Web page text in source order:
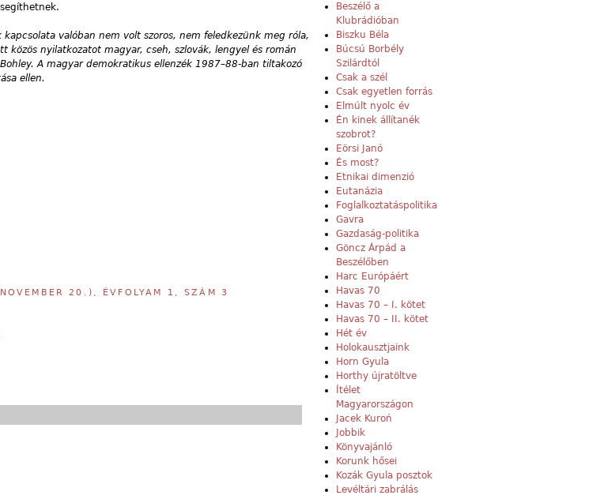
valóban nem volt szoros, nem feledkezünk meg róla,
nyilatkozatot magyar, cseh, szlovák, lengyel és román
A magyar demokratikus ellenzék 1987–88-ban tiltakozó
ellen.
20.), ÉVFOLYAM 1, SZÁM 3
Beszélő a
Klubrádióban
Biszku Béla
Búcsú Borbély
Szilárdtól
Csak a szél
Csak egyetlen forrás
Elmúlt nyolc év
Én kinek állítanék
szobrot?
Eörsi Janó
És most?
Etnikai dimenzió
Eutanázia
Foglalkoztatáspolitika
Gavra
Gazdaság-politika
Göncz Árpád a
Beszélőben
Harc Európáért
Havas 70
Havas 70 – I. kötet
Havas 70 – II. kötet
Hét év
Holokausztjaink
Horn Gyula
Horthy újratöltve
Ítélet
Magyarországon
Jacek Kuroń
Jobbik
Könyvajánló
Korunk hősei
Kozák Gyula posztok
Levéltári zabrálás